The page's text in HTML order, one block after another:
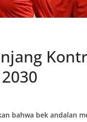
bahwa bek andalan